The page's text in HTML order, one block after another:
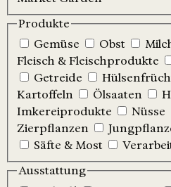
Produkte
Gemüse
Obst
Fleisch & Fleischprodukte
Getreide
Kartoffeln
Ölsaaten
Imkereiprodukte
Nüsse
Zierpflanzen
Säfte & Most
Ausstattung